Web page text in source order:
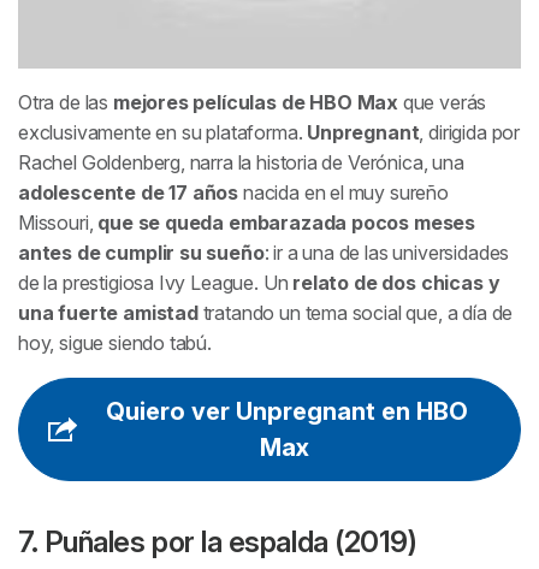
Otra de las mejores películas de HBO Max que verás
exclusivamente en su plataforma. Unpregnant, dirigida por
Rachel Goldenberg, narra la historia de Verónica, una
adolescente de 17 años nacida en el muy sureño
Missouri, que se queda embarazada pocos meses
antes de cumplir su sueño: ir a una de las universidades
de la prestigiosa Ivy League. Un relato de dos chicas y
una fuerte amistadtratando un tema social que, a día de
hoy, sigue siendo tabú.
Quiero ver Unpregnant en HBO
Max
7. Puñales por la espalda (2019)